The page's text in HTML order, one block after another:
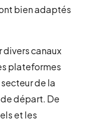
bien adaptés
divers canaux
plateformes
de la
départ. De
et les